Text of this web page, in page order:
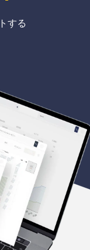
する